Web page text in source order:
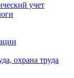
учет
охрана труда